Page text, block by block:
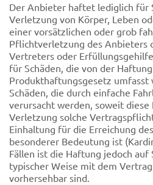
Der Anbieter haftet lediglich für
Verletzung von Körper, Leben
einer vorsätzlichen oder grob
Pflichtverletzung des Anbieters
Vertreters oder
für Schäden, die von der
Produkthaftungsgesetz umfasst
Schäden, die durch einfache
verursacht werden, soweit diese
Verletzung solche
Einhaltung für die Erreichung
besonderer Bedeutung ist
Fällen ist die Haftung jedoch auf
typischer Weise mit dem
vorhersehbar sind.